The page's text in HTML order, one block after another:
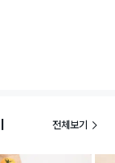
는 표시입니다.
전체보기